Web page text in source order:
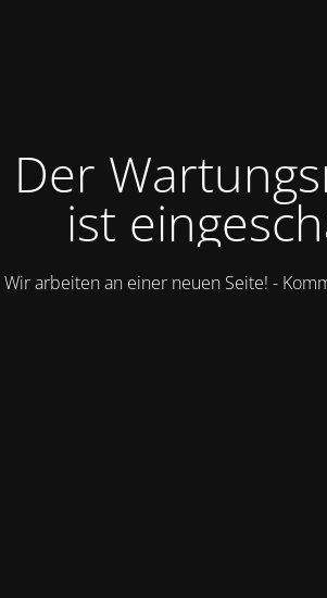
Der
ist
Wir arbeiten an einer neuen Seite! -